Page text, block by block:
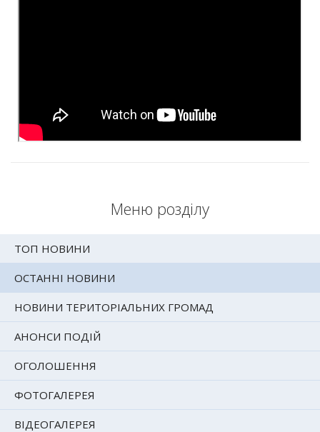
Меню розділу
ТОП НОВИНИ
ОСТАННІ НОВИНИ
НОВИНИ ТЕРИТОРІАЛЬНИХ ГРОМАД
АНОНСИ ПОДІЙ
ОГОЛОШЕННЯ
ФОТОГАЛЕРЕЯ
ВІДЕОГАЛЕРЕЯ